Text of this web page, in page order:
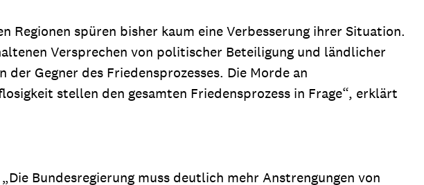
Gemeindematerial Fachpublikationen
Bildungsmaterial Projektmaterial
spüren bisher kaum eine Verbesserung ihrer Situation.
Versprechen von politischer Beteiligung und ländlicher
Gegner des Friedensprozesses. Die Morde an
stellen den gesamten Friedensprozess in Frage“, erklärt
Bundesregierung muss deutlich mehr Anstrengungen von